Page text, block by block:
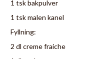
1 tsk bakpulver
1 tsk malen kanel
Fyllning:
2 dl creme fraiche